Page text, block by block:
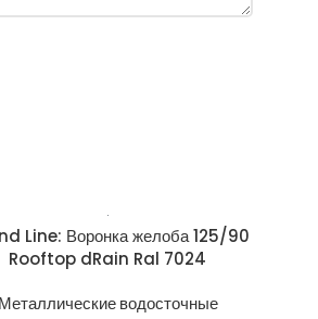
Line: Воронка желоба 125/90
Rooftop dRain Ral 7024
Металлические водосточные